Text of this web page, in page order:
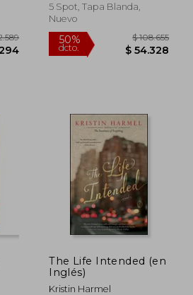
50%
dcto.
5 Spot, Tapa Blanda,
Nuevo
The Life Intended (en
Inglés)
Kristin Harmel